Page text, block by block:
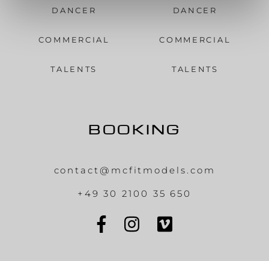
DANCER
COMMERCIAL
TALENTS
DANCER
COMMERCIAL
TALENTS
BOOKING
contact@mcfitmodels.com
+49 30 2100 35 650